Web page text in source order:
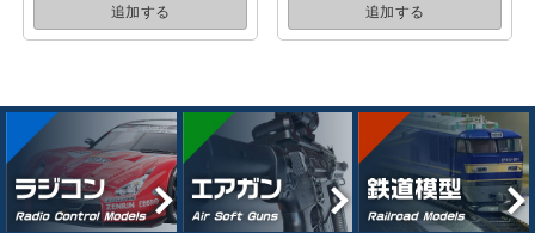
追加する
追加する